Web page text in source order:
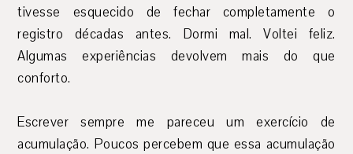
tivesse esquecido de fechar completamente o
registro décadas antes. Dormi mal. Voltei feliz.
Algumas experiências devolvem mais do que
conforto.
Escrever sempre me pareceu um exercício de
acumulação. Poucos percebem que essa acumulação